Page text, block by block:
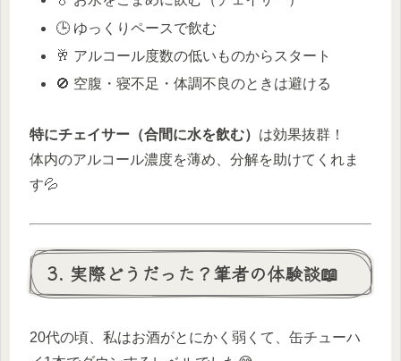
🕒 ゆっくりペースで飲む
🥂 アルコール度数の低いものからスタート
🚫 空腹・寝不足・体調不良のときは避ける
特にチェイサー（合間に水を飲む） は効果抜群！
体内のアルコール濃度を薄め、分解を助けてくれま
す💦
3. 実際どうだった？筆者の体験談📖
20代の頃、私はお酒がとにかく弱くて、缶チューハ